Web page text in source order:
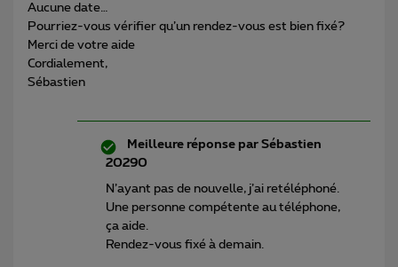
Aucune date…
Pourriez-vous vérifier qu’un rendez-vous est bien fixé?
Merci de votre aide
Cordialement,
Sébastien
Meilleure réponse par Sébastien
20290
N’ayant pas de nouvelle, j’ai retéléphoné.
Une personne compétente au téléphone,
ça aide.
Rendez-vous fixé à demain.